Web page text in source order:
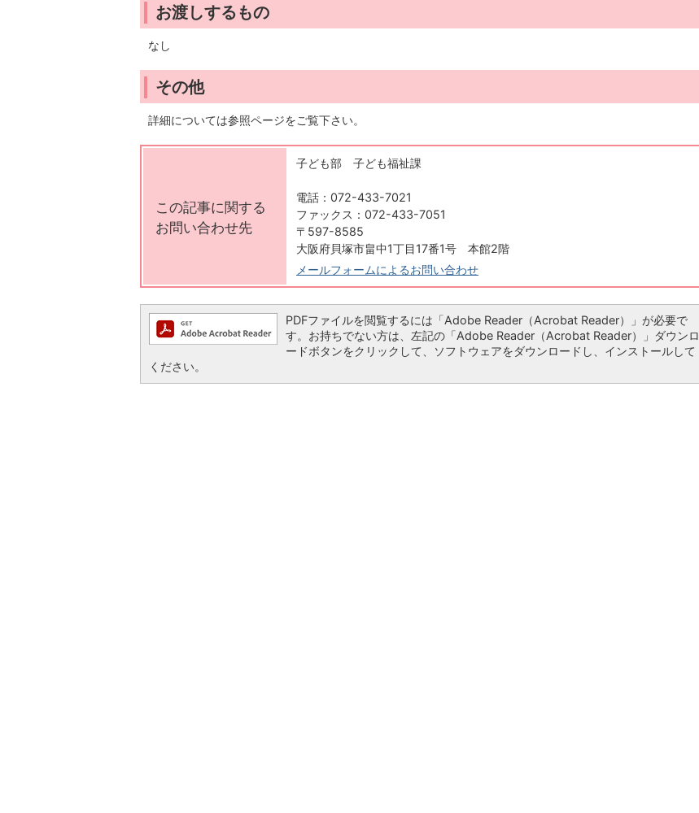
お渡しするもの
なし
その他
詳細については参照ページをご覧下さい。
この記事に関する
お問い合わせ先
子ども部 子ども福祉課
電話：072-433-7021
ファックス：072-433-7051
〒597-8585
大阪府貝塚市畠中1丁目17番1号 本館2階
メールフォームによるお問い合わせ
PDFファイルを閲覧するには「Adobe Reader（Acrobat Reader）」が必要で
す。お持ちでない方は、左記の「Adobe Reader（Acrobat Reader）」ダウンロ
ードボタンをクリックして、ソフトウェアをダウンロードし、インストールして
ください。